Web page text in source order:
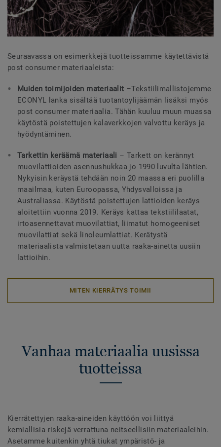
Seuraavassa on esimerkkejä tuotteissamme käytettävistä
post consumer materiaaleista:
Muiden toimijoiden materiaalit –Tekstiilimallistojemme
ECONYL lanka sisältää tuotantoylijäämän lisäksi myös
post consumer materiaalia. Tähän kuuluu muun muassa
käytöstä poistettujen kalaverkkojen valvottu keräys ja
hyödyntäminen.
Tarkettin keräämä materiaali – Tarkett on kerännyt
muovilattioiden asennushukkaa jo 1990 luvulta lähtien.
Nykyisin keräystä tehdään noin 20 maassa eri puolilla
maailmaa, kuten Euroopassa, Yhdysvalloissa ja
Australiassa. Käytöstä poistettujen lattioiden keräys
aloitettiin vuonna 2019. Keräys kattaa tekstiililaatat,
irtoasennettavat muovilattiat, liimatut homogeeniset
muovilattiat sekä linoleumlattiat. Kerätystä
materiaalista valmistetaan uutta raaka-ainetta uusiin
lattioihin.
MITEN KIERRÄTYS TOIMII
Vanhaa materiaalia uusissa
tuotteissa
Kierrätettyjen raaka-aineiden käyttöön voi liittyä
kemiallisia riskejä verrattuna neitseellisiin materiaaleihin.
Asetamme kuitenkin yhtä tiukat ympäristö- ja